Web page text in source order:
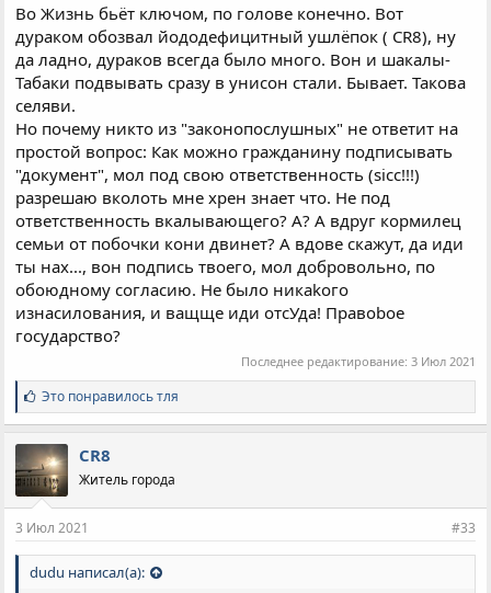
Во Жизнь бьёт ключом, по голове конечно. Вот
дураком обозвал йoдодефицитный ушлёпок ( CR8), ну
да ладно, дураков всегда было много. Вон и шакалы-
Табаки подвывать сразу в унисон стали. Бывает. Такова
селяви.
Но почему никто из "законопослушных" не ответит на
простой вопрос: Как можно гражданину подписывать
"документ", мол под свою ответственность (sicc!!!)
разрешаю вколоть мне хрен знает что. Не под
ответственность вкалывающего? А? А вдруг кормилец
семьи от побочки кони двинет? А вдове скажут, да иди
ты нах..., вон подпись твоего, мол добровольно, по
обоюдному согласию. Не былo никаkого
изнасилования, и ващще иди отсУда! Правоboe
государство?
Последнее редактирование: 3 Июл 2021
С
и
м
п
а
т
и
:
Это понравилосьтля
CR8
Житель города
3 Июл 2021 #33
dudu написал(а):